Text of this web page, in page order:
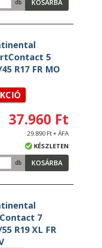
db KOSÁRBA
5
R17 FR MO
37.960 Ft
29.890 Ft + ÁFA
KÉSZLETEN
db KOSÁRBA
7
R19 XL FR